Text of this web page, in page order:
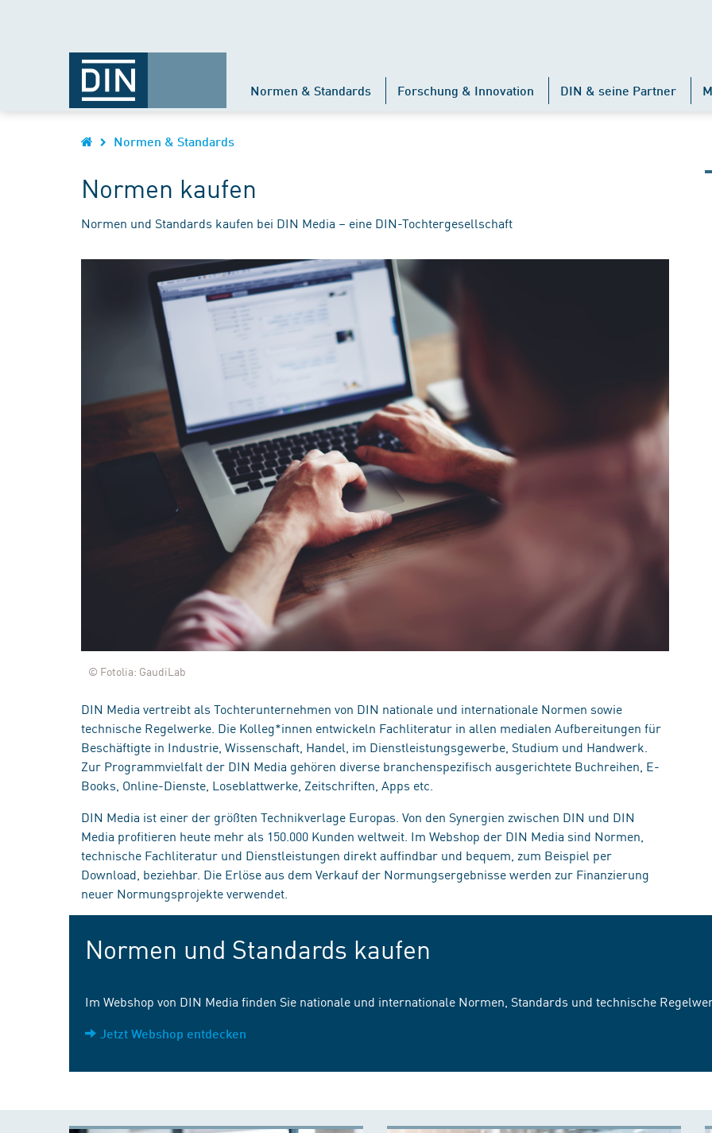
Normen & Standards Forschung & Innovation DIN & seine Partner
Normen & Standards
Normen kaufen
Normen und Standards kaufen bei DIN Media – eine DIN-Tochtergesellschaft
© Fotolia: GaudiLab
DIN Media vertreibt als Tochterunternehmen von DIN nationale und internationale Normen sowie
technische Regelwerke. Die Kolleg*innen entwickeln Fachliteratur in allen medialen Aufbereitungen für
Beschäftigte in Industrie, Wissenschaft, Handel, im Dienstleistungsgewerbe, Studium und Handwerk.
Zur Programmvielfalt der DIN Media gehören diverse branchenspezifisch ausgerichtete Buchreihen, E-
Books, Online-Dienste, Loseblattwerke, Zeitschriften, Apps etc.
DIN Media ist einer der größten Technikverlage Europas. Von den Synergien zwischen DIN und DIN
Media profitieren heute mehr als 150.000 Kunden weltweit. Im Webshop der DIN Media sind Normen,
technische Fachliteratur und Dienstleistungen direkt auffindbar und bequem, zum Beispiel per
Download, beziehbar. Die Erlöse aus dem Verkauf der Normungsergebnisse werden zur Finanzierung
neuer Normungsprojekte verwendet.
Normen und Standards kaufen
Im Webshop von DIN Media finden Sie nationale und internationale Normen, Standards und technische
Jetzt Webshop entdecken